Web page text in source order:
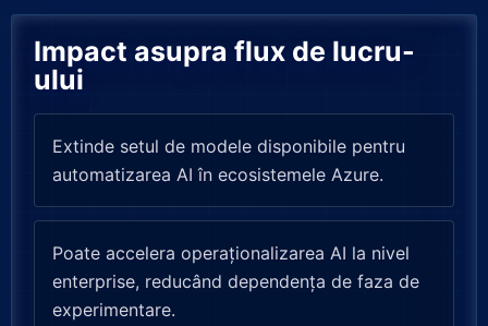
Impact asupra flux de lucru-
ului
Extinde setul de modele disponibile pentru
automatizarea AI în ecosistemele Azure.
Poate accelera operaționalizarea AI la nivel
enterprise, reducând dependența de faza de
experimentare.